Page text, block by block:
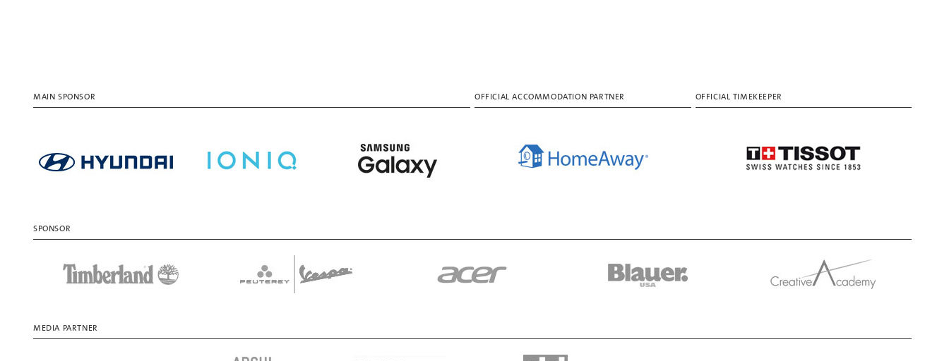
MAIN SPONSOR OFFICIAL ACCOMMODATION PARTNER OFFICIAL TIMEKEEPER
SPONSOR
MEDIA PARTNER